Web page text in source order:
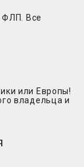
ФЛП. Все
или Европы!
владельца и